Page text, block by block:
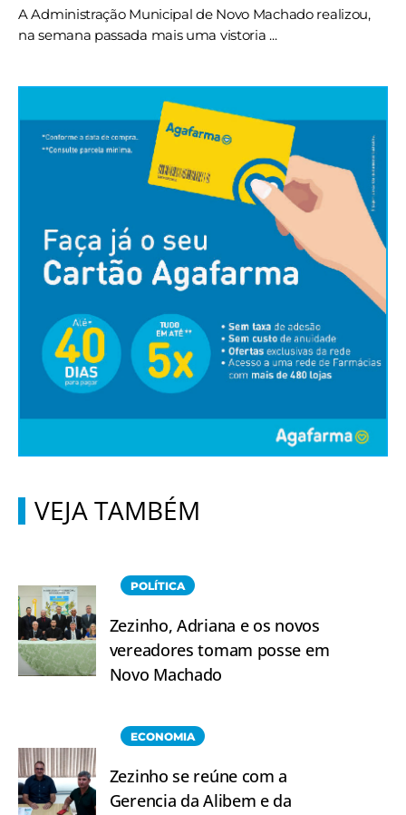
A Administração Municipal de Novo Machado realizou,
na semana passada mais uma vistoria ...
VEJA TAMBÉM
POLÍTICA
Zezinho, Adriana e os novos
vereadores tomam posse em
Novo Machado
ECONOMIA
Zezinho se reúne com a
Gerencia da Alibem e da